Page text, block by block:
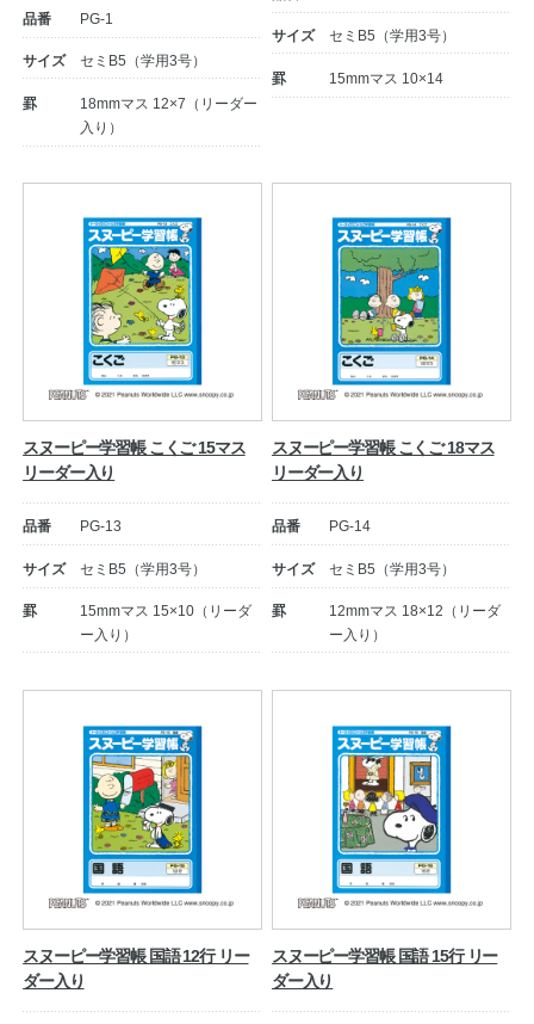
品番 PG-1
サイズ セミB5（学用3号）
罫
18mmマス 12×7（リーダー
入り）
サイズ セミB5（学用3号）
罫 15mmマス 10×14
スヌーピー学習帳 こくご 15マス
リーダー入り
品番 PG-13
サイズ セミB5（学用3号）
罫
15mmマス 15×10（リーダ
ー入り）
スヌーピー学習帳 こくご 18マス
リーダー入り
品番 PG-14
サイズ セミB5（学用3号）
罫
12mmマス 18×12（リーダ
ー入り）
スヌーピー学習帳 国語 12行 リー
ダー入り
スヌーピー学習帳 国語 15行 リー
ダー入り